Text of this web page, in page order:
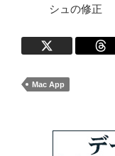
シュの修正
Mac App